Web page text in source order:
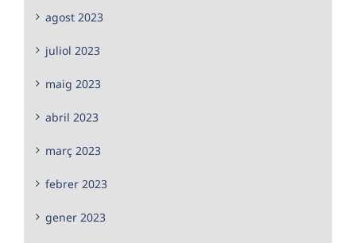
agost 2023
juliol 2023
maig 2023
abril 2023
març 2023
febrer 2023
gener 2023